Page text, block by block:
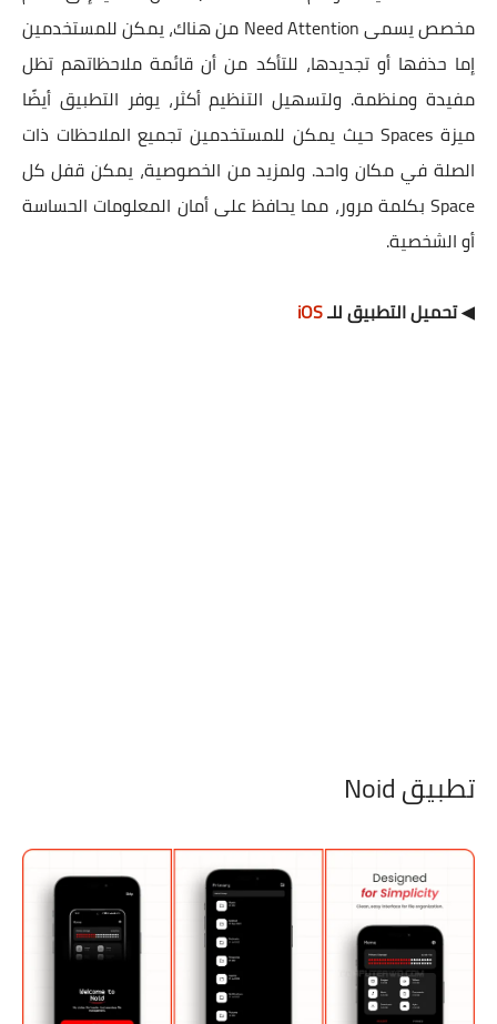
مخصص يسمى Need Attention من هناك، يمكن للمستخدمين
إما حذفها أو تجديدها، للتأكد من أن قائمة ملاحظاتهم تظل
مفيدة ومنظمة. ولتسهيل التنظيم أكثر، يوفر التطبيق أيضًا
ميزة Spaces حيث يمكن للمستخدمين تجميع الملاحظات ذات
الصلة في مكان واحد. ولمزيد من الخصوصية، يمكن قفل كل
Space بكلمة مرور، مما يحافظ على أمان المعلومات الحساسة
أو الشخصية.
◀ تحميل التطبيق للـiOS
تطبيق Noid